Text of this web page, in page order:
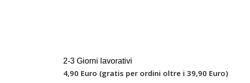
2-3 Giorni lavorativi
4,90 Euro (gratis per ordini oltre i 39,90 Euro)